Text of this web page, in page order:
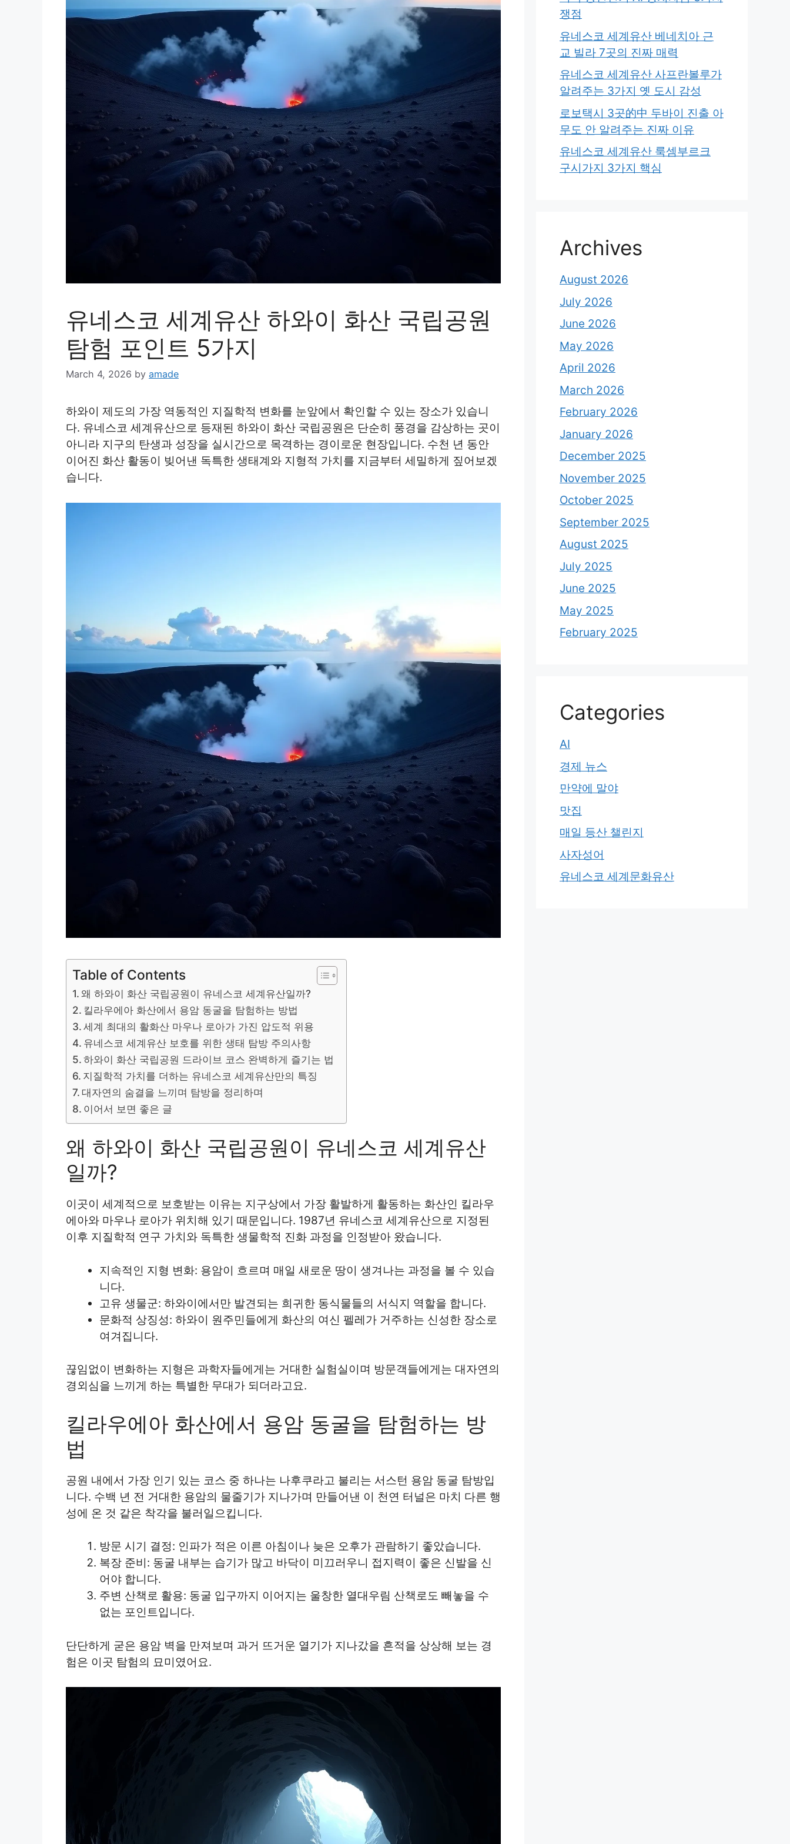
유네스코 세계유산 하와이 화산 국립공원
탐험 포인트 5가지
March 4, 2026 by amade
하와이 제도의 가장 역동적인 지질학적 변화를 눈앞에서 확인할 수 있는 장소가 있습니
다. 유네스코 세계유산으로 등재된 하와이 화산 국립공원은 단순히 풍경을 감상하는 곳이
아니라 지구의 탄생과 성장을 실시간으로 목격하는 경이로운 현장입니다. 수천 년 동안
이어진 화산 활동이 빚어낸 독특한 생태계와 지형적 가치를 지금부터 세밀하게 짚어보겠
습니다.
Table of Contents
왜 하와이 화산 국립공원이 유네스코 세계유산일까?
킬라우에아 화산에서 용암 동굴을 탐험하는 방법
세계 최대의 활화산 마우나 로아가 가진 압도적 위용
유네스코 세계유산 보호를 위한 생태 탐방 주의사항
하와이 화산 국립공원 드라이브 코스 완벽하게 즐기는 법
지질학적 가치를 더하는 유네스코 세계유산만의 특징
대자연의 숨결을 느끼며 탐방을 정리하며
이어서 보면 좋은 글
왜 하와이 화산 국립공원이 유네스코 세계유산
일까?
이곳이 세계적으로 보호받는 이유는 지구상에서 가장 활발하게 활동하는 화산인 킬라우
에아와 마우나 로아가 위치해 있기 때문입니다. 1987년 유네스코 세계유산으로 지정된
이후 지질학적 연구 가치와 독특한 생물학적 진화 과정을 인정받아 왔습니다.
지속적인 지형 변화: 용암이 흐르며 매일 새로운 땅이 생겨나는 과정을 볼 수 있습
니다.
고유 생물군: 하와이에서만 발견되는 희귀한 동식물들의 서식지 역할을 합니다.
문화적 상징성: 하와이 원주민들에게 화산의 여신 펠레가 거주하는 신성한 장소로
여겨집니다.
끊임없이 변화하는 지형은 과학자들에게는 거대한 실험실이며 방문객들에게는 대자연의
경외심을 느끼게 하는 특별한 무대가 되더라고요.
킬라우에아 화산에서 용암 동굴을 탐험하는 방
법
공원 내에서 가장 인기 있는 코스 중 하나는 나후쿠라고 불리는 서스턴 용암 동굴 탐방입
니다. 수백 년 전 거대한 용암의 물줄기가 지나가며 만들어낸 이 천연 터널은 마치 다른 행
성에 온 것 같은 착각을 불러일으킵니다.
방문 시기 결정: 인파가 적은 이른 아침이나 늦은 오후가 관람하기 좋았습니다.
복장 준비: 동굴 내부는 습기가 많고 바닥이 미끄러우니 접지력이 좋은 신발을 신
어야 합니다.
주변 산책로 활용: 동굴 입구까지 이어지는 울창한 열대우림 산책로도 빼놓을 수
없는 포인트입니다.
단단하게 굳은 용암 벽을 만져보며 과거 뜨거운 열기가 지나갔을 흔적을 상상해 보는 경
험은 이곳 탐험의 묘미였어요.
쟁점
유네스코 세계유산 베네치아 근
교 빌라 7곳의 진짜 매력
유네스코 세계유산 사프란볼루가
알려주는 3가지 옛 도시 감성
로보택시 3곳的中 두바이 진출 아
무도 안 알려주는 진짜 이유
유네스코 세계유산 룩셈부르크
구시가지 3가지 핵심
Archives
August 2026
July 2026
June 2026
May 2026
April 2026
March 2026
February 2026
January 2026
December 2025
November 2025
October 2025
September 2025
August 2025
July 2025
June 2025
May 2025
February 2025
Categories
AI
경제 뉴스
만약에 말야
맛집
매일 등산 챌린지
사자성어
유네스코 세계문화유산